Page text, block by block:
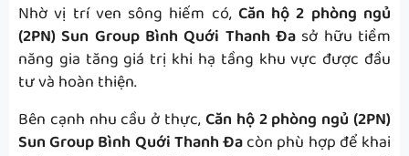
Nhờ vị trí ven sông hiếm có, Căn hộ 2 phòng ngủ
(2PN) Sun Group Bình Quới Thanh Đa sở hữu tiềm
năng gia tăng giá trị khi hạ tầng khu vực được đầu
tư và hoàn thiện.
Bên cạnh nhu cầu ở thực,Căn hộ 2 phòng ngủ (2PN)
Sun Group Bình Quới Thanh Đacòn phù hợp để khai